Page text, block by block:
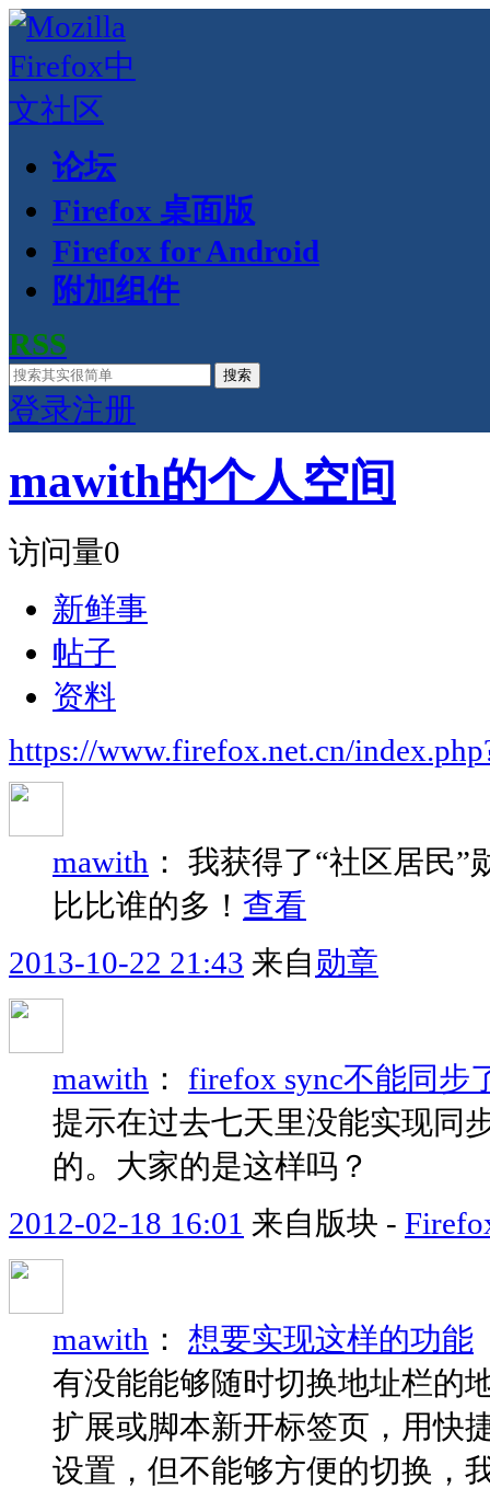
论坛
Firefox 桌面版
Firefox for Android
附加组件
RSS
搜索
登录注册
mawith的个人空间
访问量0
新鲜事
帖子
资料
https://www.firefox.net.cn/
mawith ： 我获得了“社区居民”
比比谁的多！ 查看
2013-10-22 21:43 来自勋章
mawith ： firefox sync不能同步
提示在过去七天里没能实现同
的。大家的是这样吗？
2012-02-18 16:01 来自版块 -
mawith ： 想要实现这样的功能
有没能能够随时切换地址栏的
扩展或脚本新开标签页，用快
设置，但不能够方便的切换，